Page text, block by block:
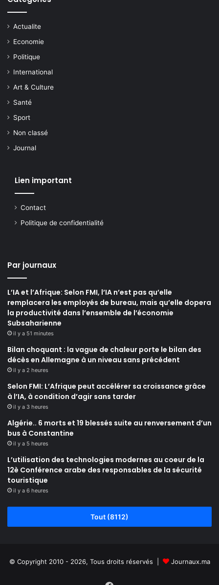
Actualite
Economie
Politique
International
Art & Culture
Santé
Sport
Non classé
Journal
Lien important
Contact
Politique de confidentialité
Par journaux
L’IA et l’Afrique: Selon FMI, l’IA n’est pas qu’elle
remplacera les employés de bureau, mais qu’elle dopera
la productivité dans l’ensemble de l’économie
Subsaharienne
il y a 51 minutes
Bilan choquant : la vague de chaleur porte le bilan des
décès en Allemagne à un niveau sans précédent
il y a 2 heures
Selon FMI: L’Afrique peut accélérer sa croissance grâce
à l’IA, à condition d’agir sans tarder
il y a 3 heures
Algérie.. 6 morts et 19 blessés suite au renversement d’un
bus à Constantine
il y a 5 heures
L’utilisation des technologies modernes au coeur de la
12è Conférence arabe des responsables de la sécurité
touristique
il y a 6 heures
Tout (8112)
© Copyright 2010 - 2026, Tous droits réservés | Journaux.ma